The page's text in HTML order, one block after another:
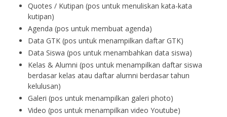
Quotes / Kutipan (pos untuk menuliskan kata-kata
kutipan)
Agenda (pos untuk membuat agenda)
Data GTK (pos untuk menampilkan daftar GTK)
Data Siswa (pos untuk menambahkan data siswa)
Kelas & Alumni (pos untuk menampilkan daftar siswa
berdasar kelas atau daftar alumni berdasar tahun
kelulusan)
Galeri (pos untuk menampilkan galeri photo)
Video (pos untuk menampilkan video Youtube)